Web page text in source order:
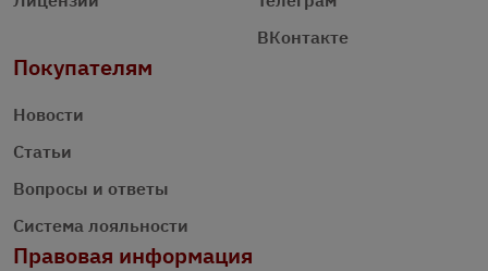
ВКонтакте
Покупателям
Новости
Статьи
Вопросы и ответы
Система лояльности
Правовая информация